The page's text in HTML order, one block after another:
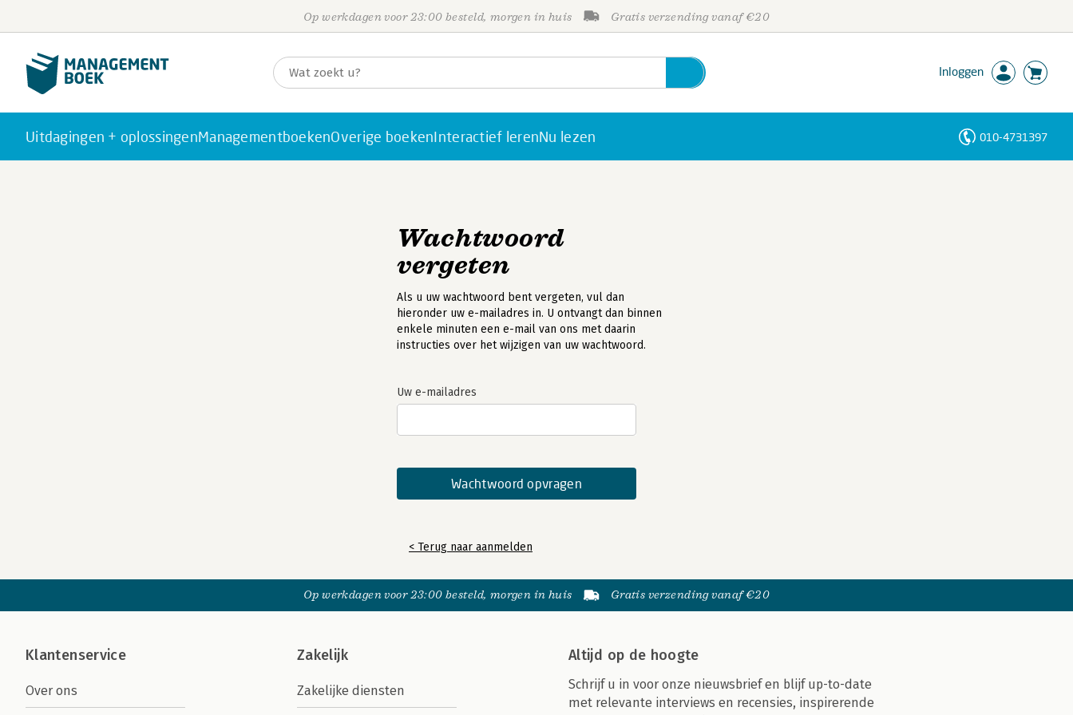
Op werkdagen voor 23:00 besteld, morgen in huis Gratis verzending vanaf €20
Inloggen
Uitdagingen + oplossingenManagementboekenOverige boekenInteractief lerenNu lezen 010-4731397
Wachtwoord
vergeten
Als u uw wachtwoord bent vergeten, vul dan
hieronder uw e-mailadres in. U ontvangt dan binnen
enkele minuten een e-mail van ons met daarin
instructies over het wijzigen van uw wachtwoord.
Uw e-mailadres
< Terug naar aanmelden
Op werkdagen voor 23:00 besteld, morgen in huis Gratis verzending vanaf €20
Klantenservice
Over ons
Zakelijk
Zakelijke diensten
Altijd op de hoogte
Schrijf u in voor onze nieuwsbrief en blijf up-to-date
met relevante interviews en recensies, inspirerende
Personen